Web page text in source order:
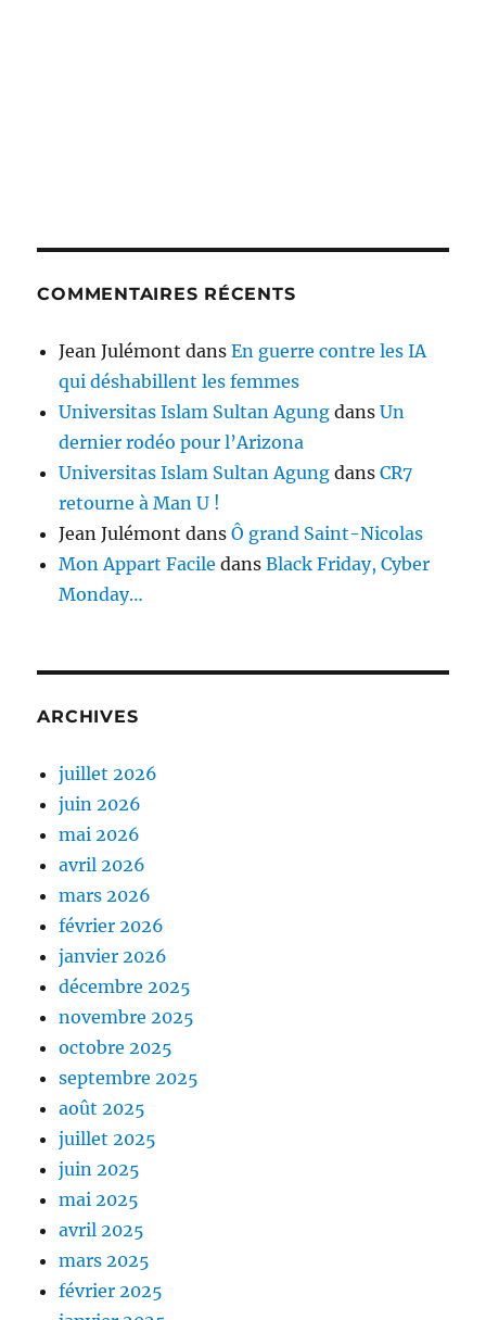
COMMENTAIRES RÉCENTS
Jean Julémont dansEn guerre contre les IA
qui déshabillent les femmes
Universitas Islam Sultan Agung dansUn
dernier rodéo pour l’Arizona
Universitas Islam Sultan Agung dansCR7
retourne à Man U !
Jean Julémont dansÔ grand Saint-Nicolas
Mon Appart Facile dansBlack Friday, Cyber
Monday…
ARCHIVES
juillet 2026
juin 2026
mai 2026
avril 2026
mars 2026
février 2026
janvier 2026
décembre 2025
novembre 2025
octobre 2025
septembre 2025
août 2025
juillet 2025
juin 2025
mai 2025
avril 2025
mars 2025
février 2025